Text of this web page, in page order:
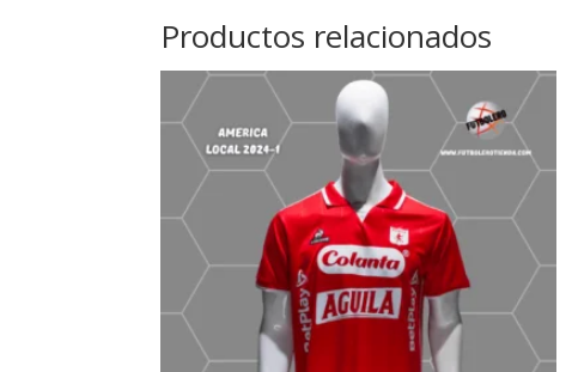
Productos relacionados